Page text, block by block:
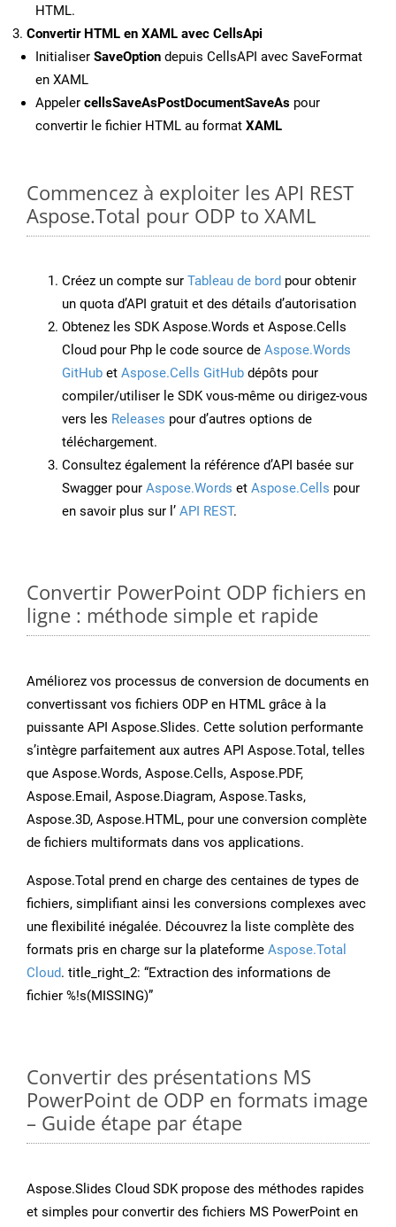
HTML.
Convertir HTML en XAML avec CellsApi
Initialiser SaveOption depuis CellsAPI avec SaveFormat
en XAML
Appeler cellsSaveAsPostDocumentSaveAs pour
convertir le fichier HTML au format XAML
Commencez à exploiter les API REST
Aspose.Total pour ODP to XAML
Créez un compte sur Tableau de bord pour obtenir
un quota d’API gratuit et des détails d’autorisation
Obtenez les SDK Aspose.Words et Aspose.Cells
Cloud pour Php le code source de Aspose.Words
GitHub et Aspose.Cells GitHub dépôts pour
compiler/utiliser le SDK vous-même ou dirigez-vous
vers les Releases pour d’autres options de
téléchargement.
Consultez également la référence d’API basée sur
Swagger pour Aspose.Words et Aspose.Cells pour
en savoir plus sur l’ API REST.
Convertir PowerPoint ODP fichiers en
ligne : méthode simple et rapide
Améliorez vos processus de conversion de documents en
convertissant vos fichiers ODP en HTML grâce à la
puissante API Aspose.Slides. Cette solution performante
s’intègre parfaitement aux autres API Aspose.Total, telles
que Aspose.Words, Aspose.Cells, Aspose.PDF,
Aspose.Email, Aspose.Diagram, Aspose.Tasks,
Aspose.3D, Aspose.HTML, pour une conversion complète
de fichiers multiformats dans vos applications.
Aspose.Total prend en charge des centaines de types de
fichiers, simplifiant ainsi les conversions complexes avec
une flexibilité inégalée. Découvrez la liste complète des
formats pris en charge sur la plateforme Aspose.Total
Cloud. title_right_2: “Extraction des informations de
fichier %!s(MISSING)”
Convertir des présentations MS
PowerPoint de ODP en formats image
– Guide étape par étape
Aspose.Slides Cloud SDK propose des méthodes rapides
et simples pour convertir des fichiers MS PowerPoint en